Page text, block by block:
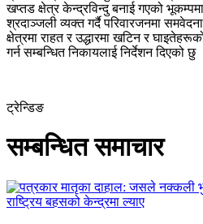
खप्तड क्षेत्र केन्द्रविन्दु बनाई गएको
श्रदाञ्जली व्यक्त गर्दै परिवारजनमा
क्षेत्रमा राहत र उद्धारमा खटिन र
गर्न सम्बन्धित निकायलाई निर्देशन दिएको छु
ट्रेन्डिङ
सम्बन्धित समाचार